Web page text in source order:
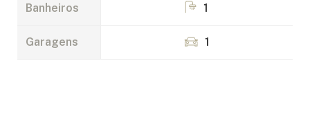
Banheiros
Garagens
1
1